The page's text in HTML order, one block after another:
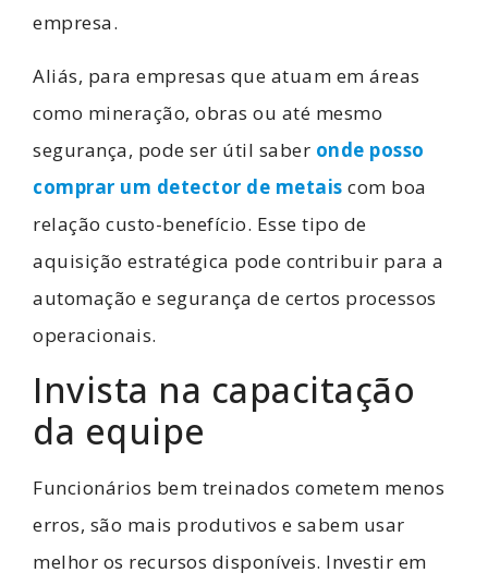
empresa.
Aliás, para empresas que atuam em áreas
como mineração, obras ou até mesmo
segurança, pode ser útil saber onde posso
comprar um detector de metais com boa
relação custo-benefício. Esse tipo de
aquisição estratégica pode contribuir para a
automação e segurança de certos processos
operacionais.
Invista na capacitação
da equipe
Funcionários bem treinados cometem menos
erros, são mais produtivos e sabem usar
melhor os recursos disponíveis. Investir em